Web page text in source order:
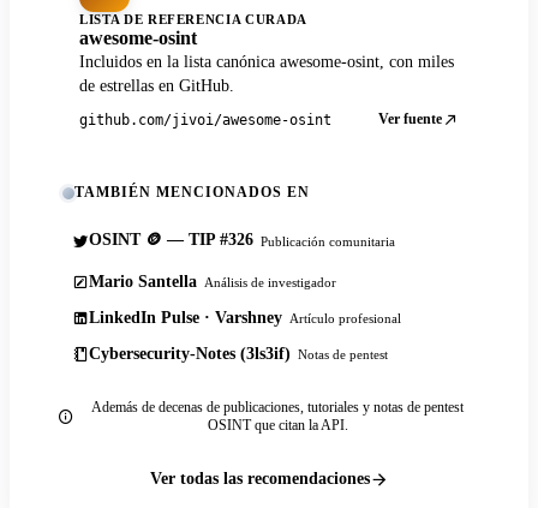
LISTA DE REFERENCIA CURADA
awesome-osint
Incluidos en la lista canónica awesome-osint, con miles
de estrellas en GitHub.
github.com/jivoi/awesome-osint Ver fuente
TAMBIÉN MENCIONADOS EN
OSINT 🪙 — TIP #326 Publicación comunitaria
Mario Santella Análisis de investigador
LinkedIn Pulse · Varshney Artículo profesional
Cybersecurity-Notes (3ls3if) Notas de pentest
Además de decenas de publicaciones, tutoriales y notas de pentest
OSINT que citan la API.
Ver todas las recomendaciones